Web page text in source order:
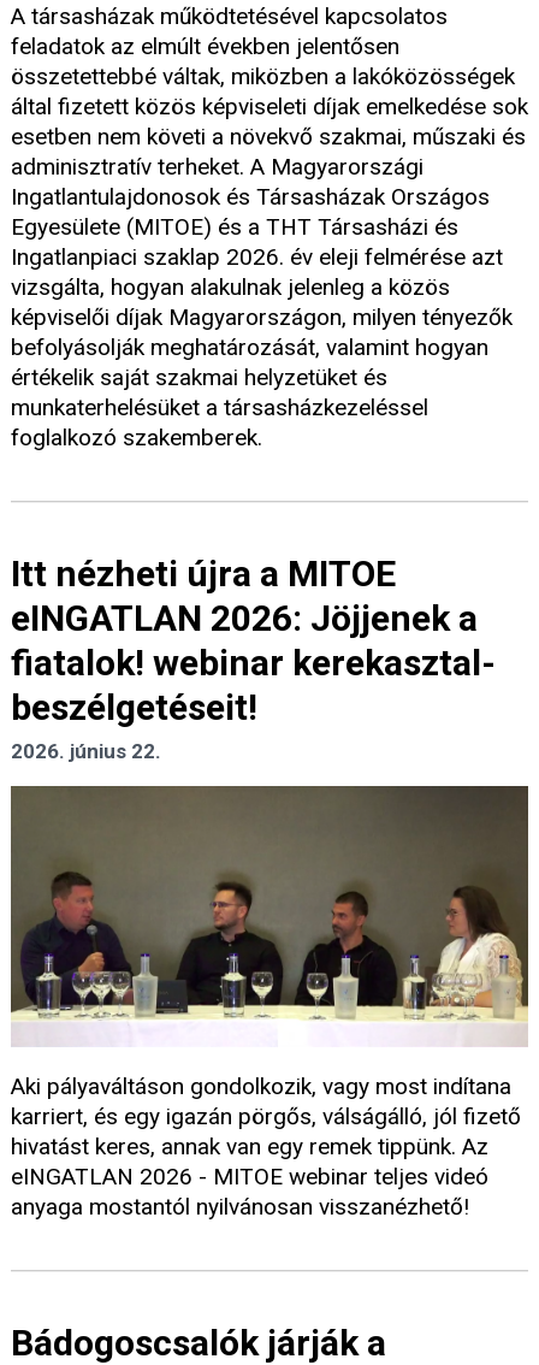
A társasházak működtetésével kapcsolatos
feladatok az elmúlt években jelentősen
összetettebbé váltak, miközben a lakóközösségek
által fizetett közös képviseleti díjak emelkedése sok
esetben nem követi a növekvő szakmai, műszaki és
adminisztratív terheket. A Magyarországi
Ingatlantulajdonosok és Társasházak Országos
Egyesülete (MITOE) és a THT Társasházi és
Ingatlanpiaci szaklap 2026. év eleji felmérése azt
vizsgálta, hogyan alakulnak jelenleg a közös
képviselői díjak Magyarországon, milyen tényezők
befolyásolják meghatározását, valamint hogyan
értékelik saját szakmai helyzetüket és
munkaterhelésüket a társasházkezeléssel
foglalkozó szakemberek.
Itt nézheti újra a MITOE
eINGATLAN 2026: Jöjjenek a
fiatalok! webinar kerekasztal-
beszélgetéseit!
2026. június 22.
Aki pályaváltáson gondolkozik, vagy most indítana
karriert, és egy igazán pörgős, válságálló, jól fizető
hivatást keres, annak van egy remek tippünk. Az
eINGATLAN 2026 - MITOE webinar teljes videó
anyaga mostantól nyilvánosan visszanézhető!
Bádogoscsalók járják a